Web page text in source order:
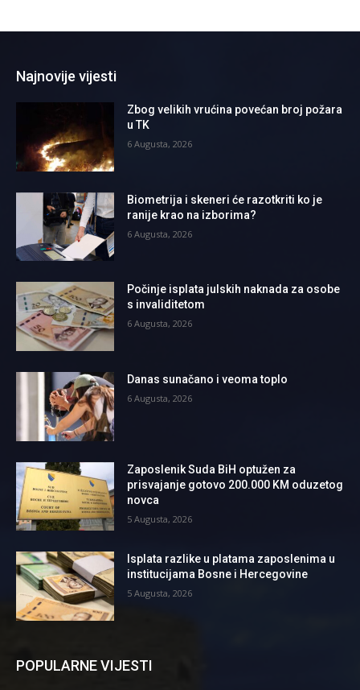
Najnovije vijesti
Zbog velikih vrućina povećan broj požara
u TK
6 Augusta, 2026
Biometrija i skeneri će razotkriti ko je
ranije krao na izborima?
6 Augusta, 2026
Počinje isplata julskih naknada za osobe
s invaliditetom
6 Augusta, 2026
Danas sunačano i veoma toplo
6 Augusta, 2026
Zaposlenik Suda BiH optužen za
prisvajanje gotovo 200.000 KM oduzetog
novca
5 Augusta, 2026
Isplata razlike u platama zaposlenima u
institucijama Bosne i Hercegovine
5 Augusta, 2026
POPULARNE VIJESTI